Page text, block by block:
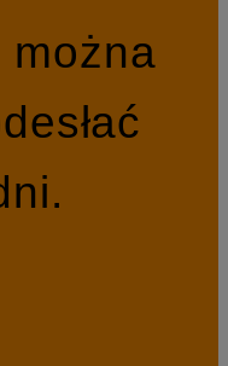
można